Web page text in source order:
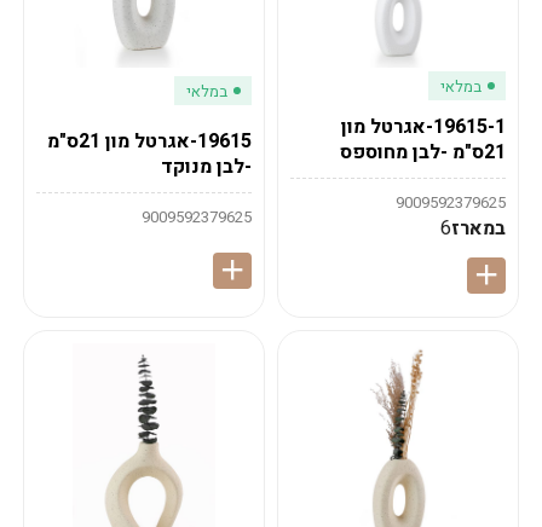
במלאי
19615-1-אגרטל מון
21ס"מ -לבן מחוספס
9009592379625
במארז6
במלאי
19615-אגרטל מון 21ס"מ
-לבן מנוקד
9009592379625